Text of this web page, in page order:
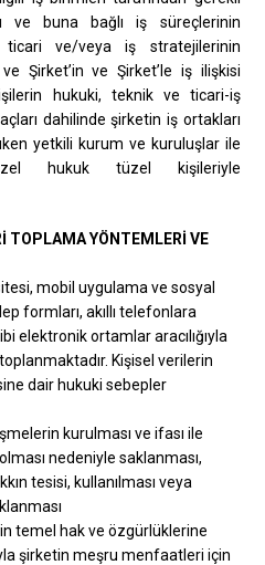
ve buna bağlı iş süreçlerinin
ticari ve/veya iş stratejilerinin
Şirket’in ve Şirket’le iş ilişkisi
hukuki, teknik ve ticari-iş
dahilinde şirketin iş ortakları
yetkili kurum ve kuruluşlar ile
hukuk tüzel kişileriyle
TOPLAMA YÖNTEMLERİ VE
mobil uygulama ve sosyal
formları, akıllı telefonlara
elektronik ortamlar aracılığıyla
Kişisel verilerin
dair hukuki sebepler
kurulması ve ifası ile
nedeniyle saklanması,
tesisi, kullanılması veya
temel hak ve özgürlüklerine
şirketin meşru menfaatleri için